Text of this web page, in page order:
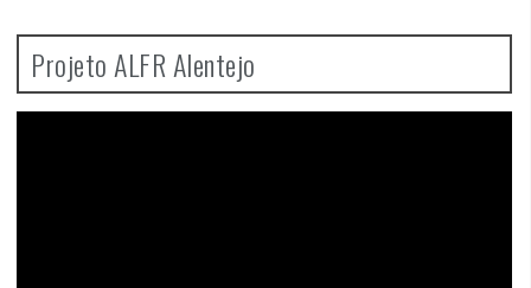
Projeto ALFR Alentejo